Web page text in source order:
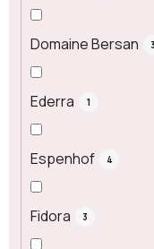
Domaine Bersan 3
Ederra 1
Espenhof 4
Fidora 3